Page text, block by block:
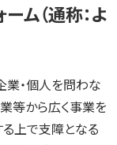
ム（通称：よ
業・個人を問わな
等から広く事業を
上で支障となる